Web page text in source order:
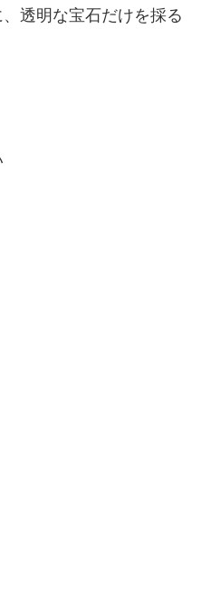
透明な宝石だけを採る